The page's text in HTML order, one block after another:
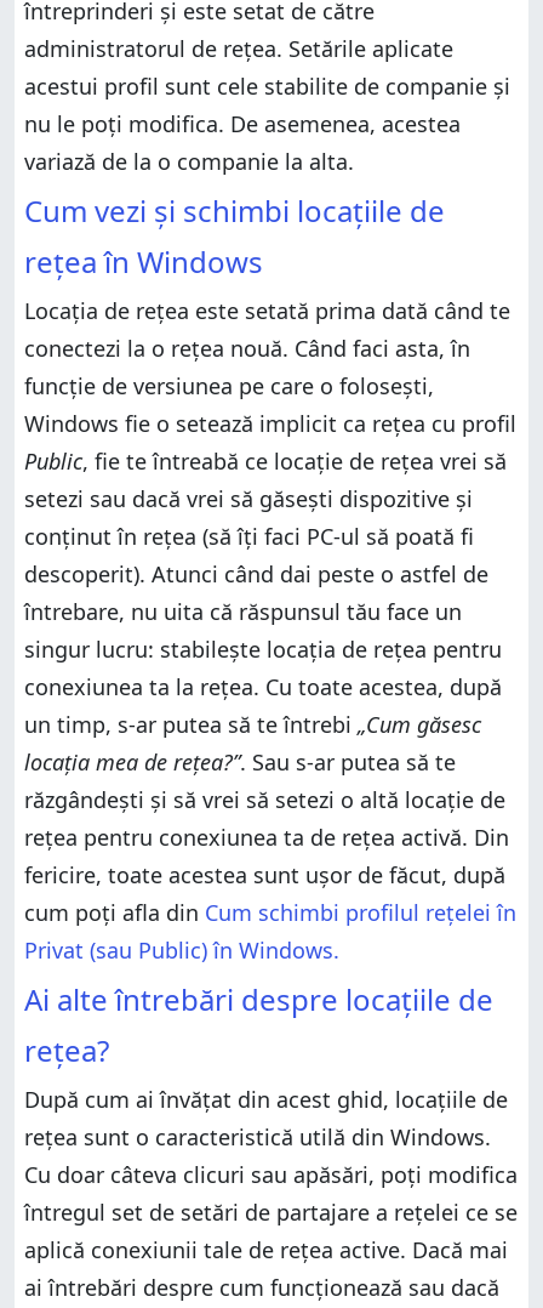
întreprinderi și este setat de către
administratorul de rețea. Setările aplicate
acestui profil sunt cele stabilite de companie și
nu le poți modifica. De asemenea, acestea
variază de la o companie la alta.
Cum vezi și schimbi locațiile de
rețea în Windows
Locația de rețea este setată prima dată când te
conectezi la o rețea nouă. Când faci asta, în
funcție de versiunea pe care o folosești,
Windows fie o setează implicit ca rețea cu profil
Public, fie te întreabă ce locație de rețea vrei să
setezi sau dacă vrei să găsești dispozitive și
conținut în rețea (să îți faci PC-ul să poată fi
descoperit). Atunci când dai peste o astfel de
întrebare, nu uita că răspunsul tău face un
singur lucru: stabilește locația de rețea pentru
conexiunea ta la rețea. Cu toate acestea, după
un timp, s-ar putea să te întrebi „Cum găsesc
locația mea de rețea?”. Sau s-ar putea să te
răzgândești și să vrei să setezi o altă locație de
rețea pentru conexiunea ta de rețea activă. Din
fericire, toate acestea sunt ușor de făcut, după
cum poți afla din Cum schimbi profilul rețelei în
Privat (sau Public) în Windows.
Ai alte întrebări despre locațiile de
rețea?
După cum ai învățat din acest ghid, locațiile de
rețea sunt o caracteristică utilă din Windows.
Cu doar câteva clicuri sau apăsări, poți modifica
întregul set de setări de partajare a rețelei ce se
aplică conexiunii tale de rețea active. Dacă mai
ai întrebări despre cum funcționează sau dacă